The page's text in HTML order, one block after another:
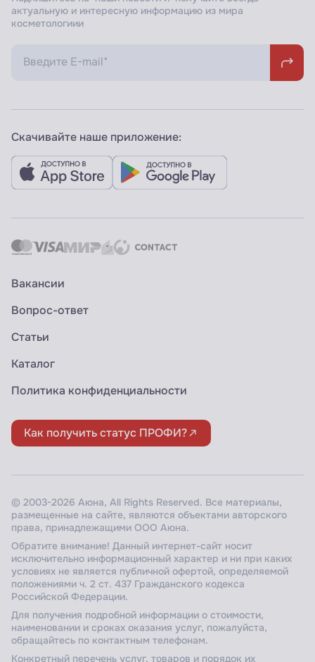
актуальную и интересную информацию из мира
косметологиии
Скачивайте наше приложение:
Вакансии
Вопрос-ответ
Статьи
Каталог
Политика конфиденциальности
Как получить статус ПРОФИ?
© 2003-2026 Аюна, All Rights Reserved. Все материалы,
размещенные на сайте, являются объектами авторского
права, принадлежащими ООО Аюна.
Обратите внимание! Данный интернет-сайт носит
исключительно информационный характер и ни при каких
условиях не является публичной офертой, определяемой
положениями ч. 2 ст. 437 Гражданского кодекса
Российской Федерации.
Для получения подробной информации о стоимости,
наименовании и сроках оказания услуг, пожалуйста,
обращайтесь по контактным телефонам.
Конкретный перечень услуг, товаров и порядок их